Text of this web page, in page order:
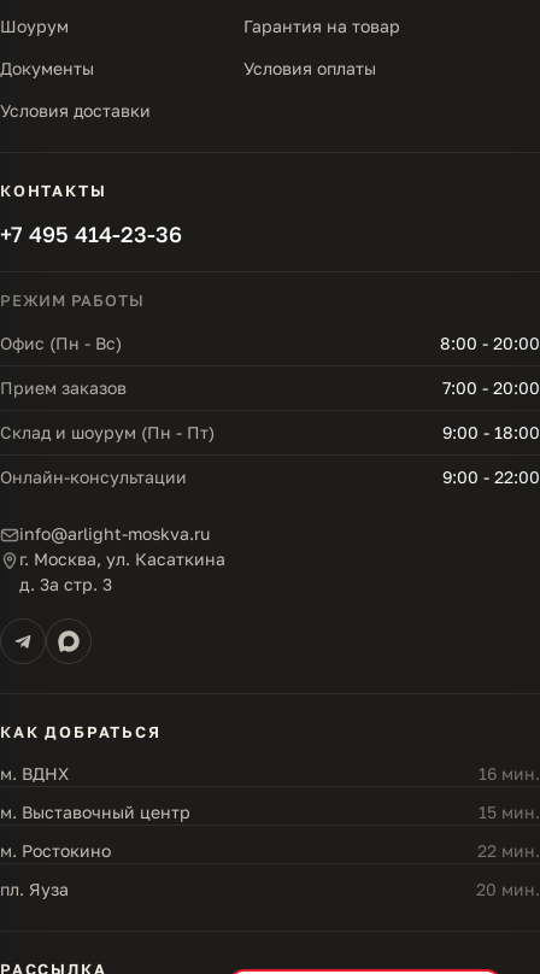
Шоурум Гарантия на товар
Документы Условия оплаты
Условия доставки
КОНТАКТЫ
+7 495 414-23-36
РЕЖИМ РАБОТЫ
Офис (Пн - Вс) 8:00 - 20:00
Прием заказов 7:00 - 20:00
Склад и шоурум (Пн - Пт) 9:00 - 18:00
Онлайн-консультации 9:00 - 22:00
info@arlight-moskva.ru
г. Москва, ул. Касаткина
д. 3а стр. 3
КАК ДОБРАТЬСЯ
м. ВДНХ
16 мин.
м. Выставочный центр
15 мин.
м. Ростокино
22 мин.
пл. Яуза
20 мин.
РАССЫЛКА